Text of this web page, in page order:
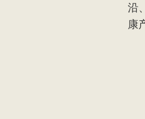
沿
康